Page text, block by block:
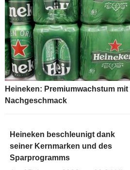
Heineken: Premiumwachstum
Nachgeschmack
Heineken beschleunigt dank
seiner Kernmarken und des
Sparprogramms